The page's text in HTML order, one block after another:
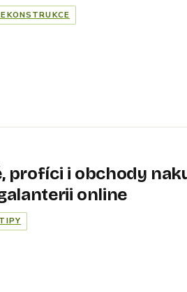
profíci i obchody
online